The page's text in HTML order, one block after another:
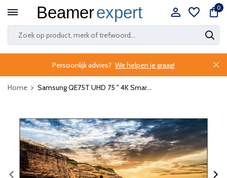
0
Persoonlijk advies? We helpen je graag!
Home Samsung QE75T UHD 75 " 4K Smar...